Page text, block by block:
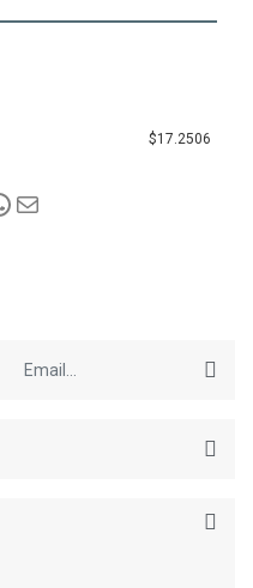
$17.2506